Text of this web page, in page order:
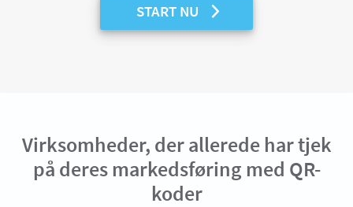
START NU
Virksomheder, der allerede har tjek
på deres markedsføring med QR-
koder